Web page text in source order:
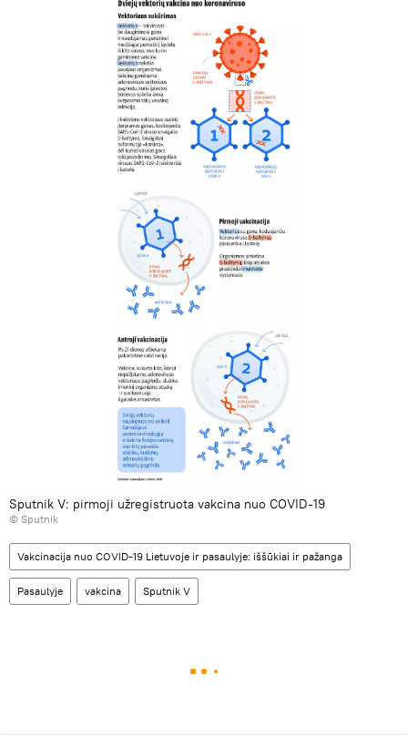
Sputnik V: pirmoji užregistruota vakcina nuo COVID-19
© Sputnik
Vakcinacija nuo COVID-19 Lietuvoje ir pasaulyje: iššūkiai ir pažanga
Pasaulyje vakcina Sputnik V